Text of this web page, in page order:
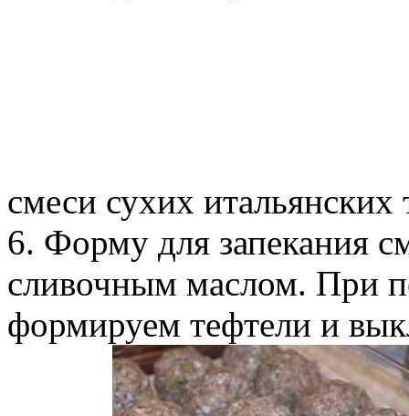
смеси сухих итальянских
6. Форму для запекания
сливочным маслом. При
формируем тефтели и